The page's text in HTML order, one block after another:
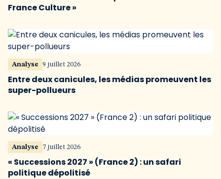
France Culture »
Analyse 9 juillet 2026
Entre deux canicules, les médias promeuvent les
super-pollueurs
Analyse 7 juillet 2026
« Successions 2027 » (France 2) : un safari
politique dépolitisé